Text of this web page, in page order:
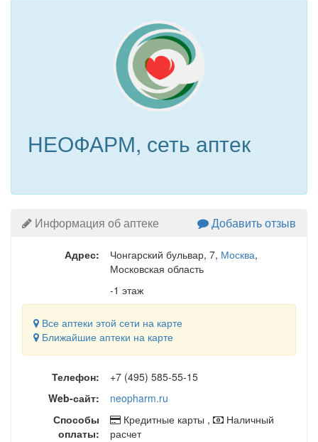
НЕОФАРМ, сеть аптек
Информация об аптеке Добавить отзыв
Адрес: Чонгарский бульвар, 7, Москва,
Московская область
-1 этаж
Все аптеки этой сети на карте
Ближайшие аптеки на карте
Телефон:
+7 (495) 585-55-15
Web-сайт:
neopharm.ru
Способы
оплаты:
Кредитные карты ,
Наличный
расчет